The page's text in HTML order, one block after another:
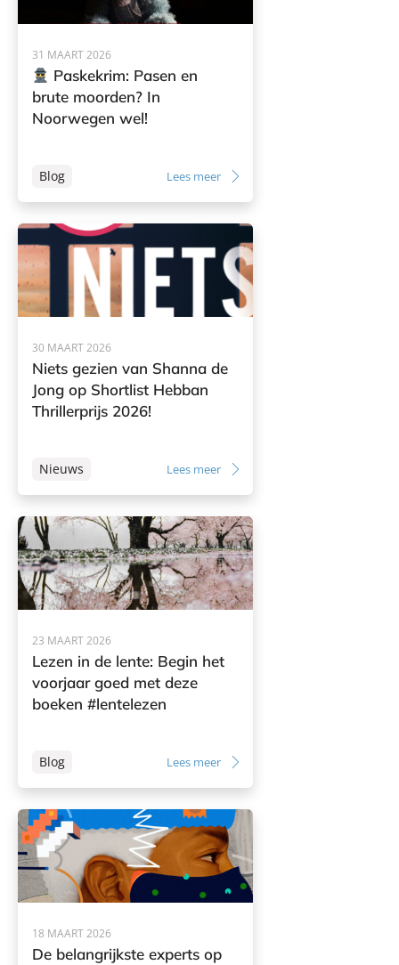
31 MAART 2026
Paskekrim: Pasen en
brute moorden? In
Noorwegen wel!
Blog Lees meer
30 MAART 2026
Niets gezien van Shanna de
Jong op Shortlist Hebban
Thrillerprijs 2026!
Nieuws Lees meer
23 MAART 2026
Lezen in de lente: Begin het
voorjaar goed met deze
boeken #lentelezen
Blog Lees meer
18 MAART 2026
De belangrijkste experts op